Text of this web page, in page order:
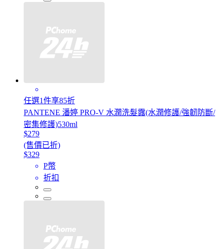
任選1件享85折
PANTENE 潘婷 PRO-V 水潤洗髮露(水潤修護/強韌防斷/
密集修護)530ml
$279
(售價已折)
$329
P幣
折扣